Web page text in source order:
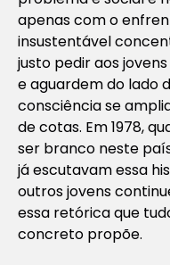
apenas com o
insustentável
justo pedir aos
e aguardem do lado
consciência se
de cotas. Em 1978,
ser branco neste
já escutavam essa
outros jovens
essa retórica que
concreto propõe.